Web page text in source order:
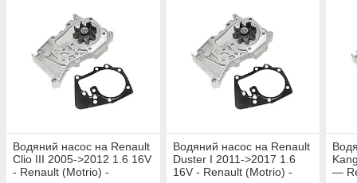
Водяний насос на Renault
Clio III 2005->2012 1.6 16V
- Renault (Motrio) -
Водяний насос на Renault
Duster I 2011->2017 1.6
16V - Renault (Motrio) -
—